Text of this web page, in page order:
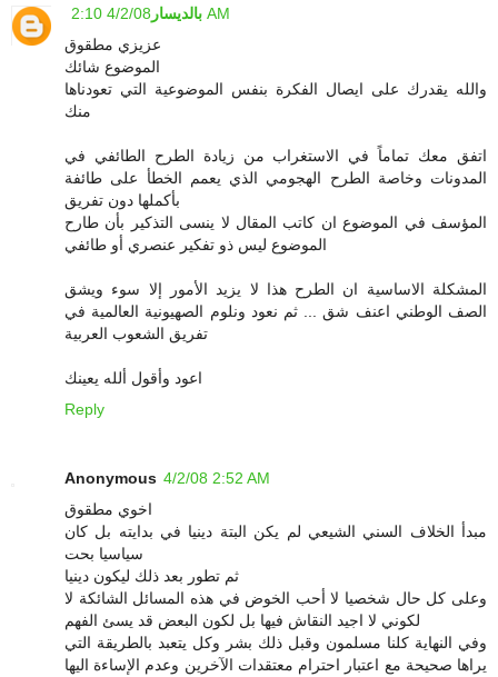
بالديسار 4/2/08 2:10 AM
عزيزي مطقوق
الموضوع شائك
والله يقدرك على ايصال الفكرة بنفس الموضوعية التي تعودناها
منك
اتفق معك تماماً في الاستغراب من زيادة الطرح الطائفي في
المدونات وخاصة الطرح الهجومي الذي يعمم الخطأ على طائفة
بأكملها دون تفريق
المؤسف في الموضوع ان كاتب المقال لا ينسى التذكير بأن طارح
الموضوع ليس ذو تفكير عنصري أو طائفي
المشكلة الاساسية ان الطرح هذا لا يزيد الأمور إلا سوء ويشق
الصف الوطني اعنف شق ... ثم نعود ونلوم الصهيونية العالمية في
تفريق الشعوب العربية
اعود وأقول ألله يعينك
Reply
Anonymous 4/2/08 2:52 AM
اخوي مطقوق
مبدأ الخلاف السني الشيعي لم يكن البتة دينيا في بدايته بل كان
سياسيا بحت
ثم تطور بعد ذلك ليكون دينيا
وعلى كل حال شخصيا لا أحب الخوض في هذه المسائل الشائكة لا
لكوني لا اجيد النقاش فيها بل لكون البعض قد يسئ الفهم
وفي النهاية كلنا مسلمون وقبل ذلك بشر وكل يتعبد بالطريقة التي
يراها صحيحة مع اعتبار احترام معتقدات الآخرين وعدم الإساءة اليها